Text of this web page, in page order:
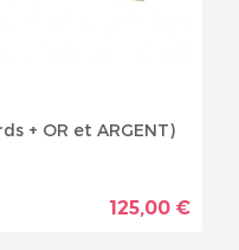
+ OR et ARGENT)
125,00 €